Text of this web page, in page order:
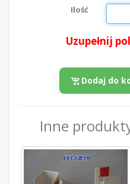
Ilość
Uzupełnij
Dodaj do
Inne